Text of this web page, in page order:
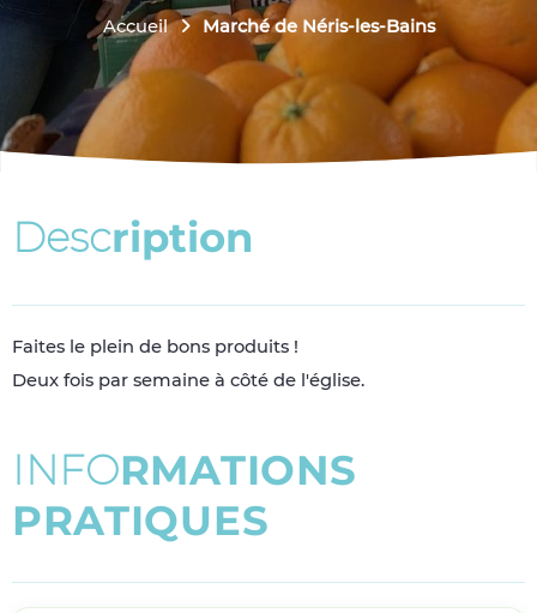
Accueil Marché de Néris-les-Bains
Description
Faites le plein de bons produits !
Deux fois par semaine à côté de l'église.
INFORMATIONS
PRATIQUES